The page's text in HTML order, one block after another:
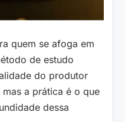
quem se afoga em
de estudo
do produtor
a prática é o que
dessa